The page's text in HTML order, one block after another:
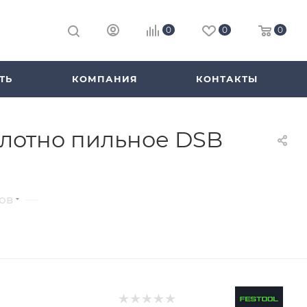
0 0 0
КОМПАНИЯ КОНТАКТЫ
пильное DSB